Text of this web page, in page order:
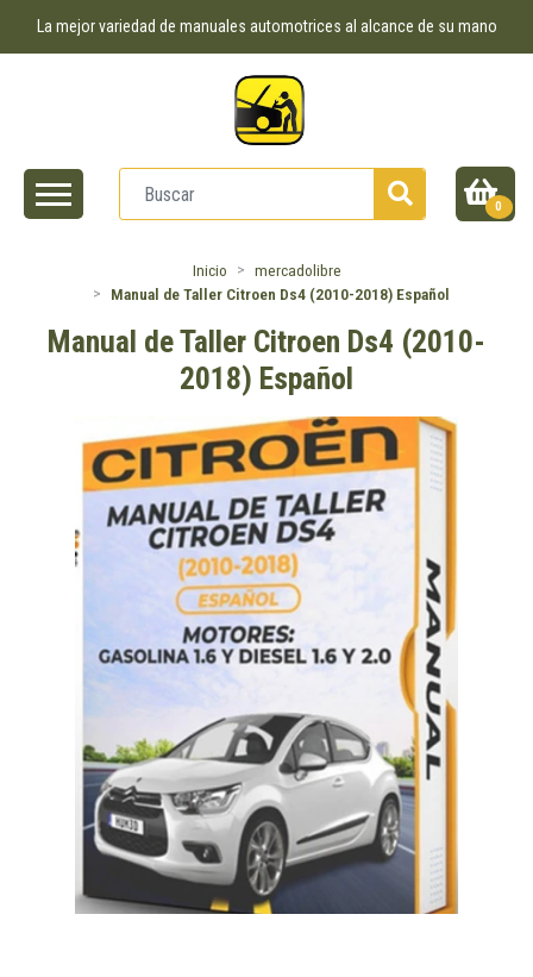
La mejor variedad de manuales automotrices al alcance de su mano
0
Inicio
mercadolibre
Manual de Taller Citroen Ds4 (2010-2018) Español
Manual de Taller Citroen Ds4 (2010-
2018) Español